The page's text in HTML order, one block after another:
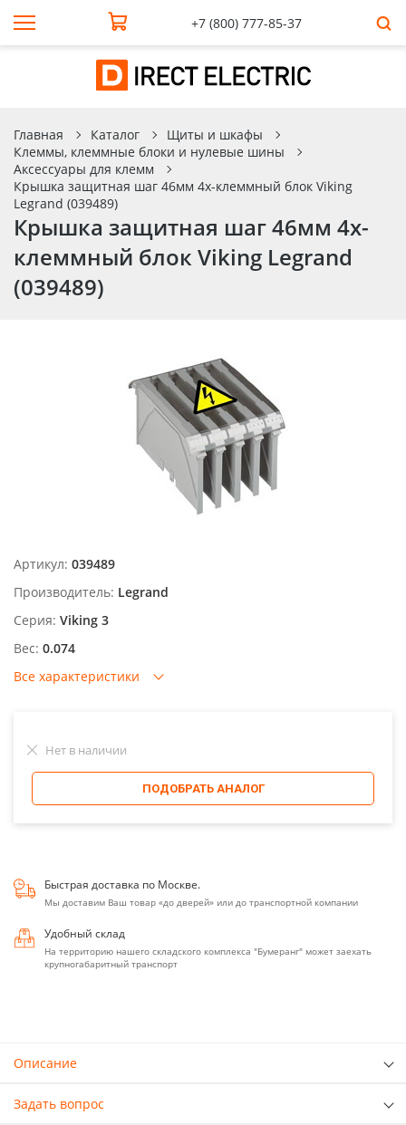
+7 (800) 777-85-37
Главная Каталог
Щиты и шкафы
Клеммы, клеммные блоки и нулевые шины
Аксессуары для клемм
Крышка защитная шаг 46мм 4х-клеммный блок Viking
Legrand (039489)
Крышка защитная шаг 46мм 4х-
клеммный блок Viking Legrand
(039489)
Артикул: 039489
Производитель: Legrand
Серия: Viking 3
Вес: 0.074
Все характеристики
Нет в наличии
ПОДОБРАТЬ АНАЛОГ
Быстрая доставка по Москве.
Мы доставим Ваш товар «до дверей» или до транспортной компании
Удобный склад
На территорию нашего складского комплекса "Бумеранг" может заехать
крупногабаритный транспорт
Описание
Задать вопрос